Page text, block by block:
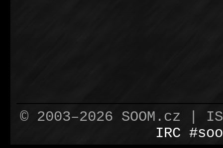
© 2003–2026 SOOM.cz |
IRC